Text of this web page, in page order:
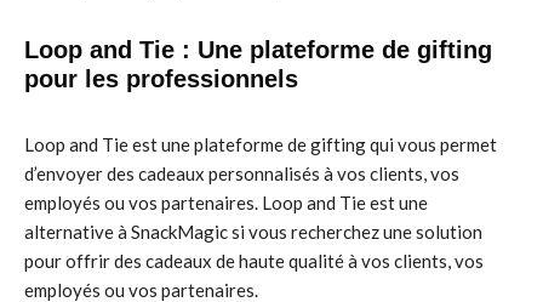
Loop and Tie : Une plateforme de gifting
pour les professionnels
Loop and Tie est une plateforme de gifting qui vous permet
d’envoyer des cadeaux personnalisés à vos clients, vos
employés ou vos partenaires. Loop and Tie est une
alternative à SnackMagic si vous recherchez une solution
pour offrir des cadeaux de haute qualité à vos clients, vos
employés ou vos partenaires.